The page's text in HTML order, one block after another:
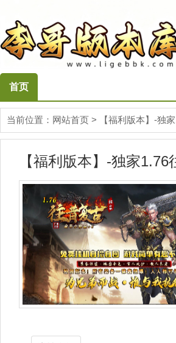
首页
当前位置： 网站首页 > 【福利版本】-独
【福利版本】-独家